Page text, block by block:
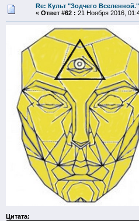
Re: Культ "Зодчего Вселенной."
« Ответ #62 : 21 Ноября 2016,
Цитата: